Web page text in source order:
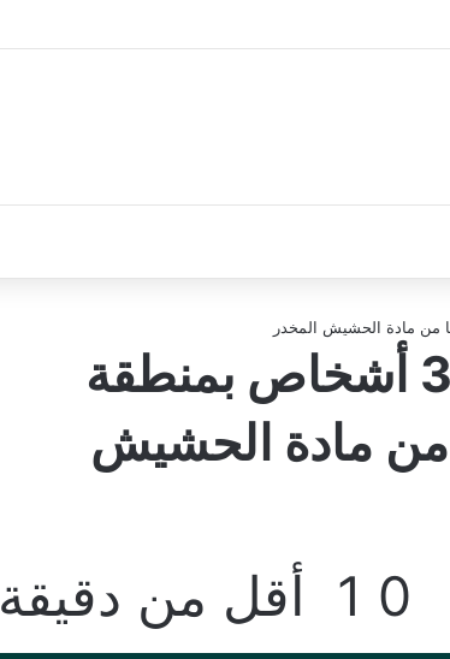
مكافحة المخدرات تقبض على 3 أشخاص بمنطقة
كيلوجرامًا من مادة الحشيش
0 أقل من دقيقة